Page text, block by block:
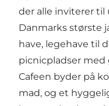
der alle inviterer til
Danmarks største
have, legehave til
picnicpladser med
Cafeen byder på
mad, og et